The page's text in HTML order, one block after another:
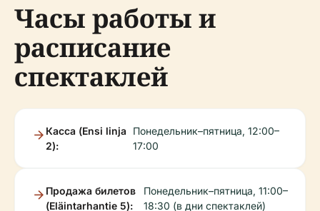
Часы работы и
расписание
спектаклей
Касса (Ensi linja
2):
Понедельник–пятница, 12:00–
17:00
Продажа билетов
(Eläintarhantie 5):
Понедельник–пятница, 11:00–
18:30 (в дни спектаклей)